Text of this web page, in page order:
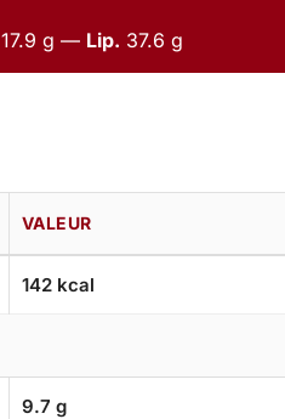
17.9 g — Lip. 37.6 g
VALEUR
142 kcal
9.7 g